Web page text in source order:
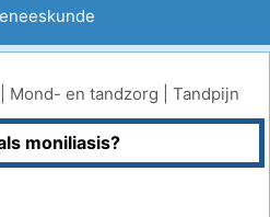
Mond- En Tandzorg
Mond- en tandzorg Tandpijn
moniliasis?